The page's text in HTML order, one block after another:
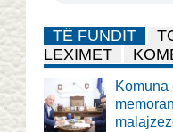
TË FUNDIT
LEXIMET
Komuna